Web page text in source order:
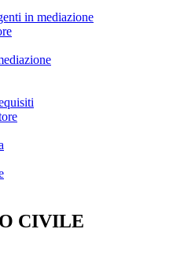
in mediazione
CIVILE